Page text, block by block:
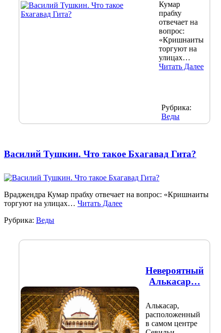
Кумар
прабху
отвечает на
вопрос:
«Кришнаиты
торгуют на
улицах…
Читать Далее
Рубрика:
Веды
Василий Тушкин. Что такое Бхагавад Гита?
Враджендра Кумар прабху отвечает на вопрос: «Кришнаиты
торгуют на улицах… Читать Далее
Рубрика: Веды
Невероятный
Алькасар…
Алькасар,
расположенный
в самом центре